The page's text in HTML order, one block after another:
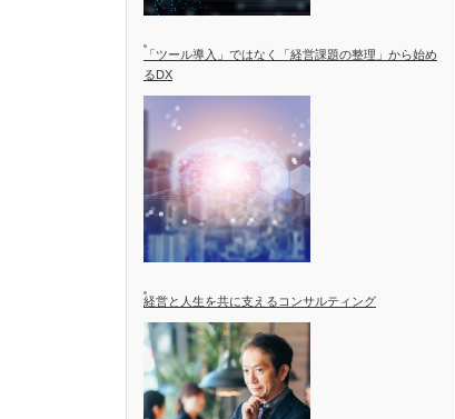
「ツール導入」ではなく「経営課題の整理」から始め
るDX
経営と人生を共に支えるコンサルティング